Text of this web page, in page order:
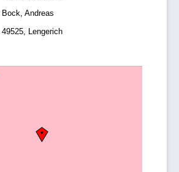
Bock, Andreas
49525, Lengerich